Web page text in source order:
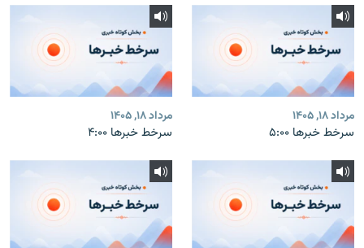
مرداد ۱۸, ۱۴۰۵
سرخط خبرها ۵:۰۰
مرداد ۱۸, ۱۴۰۵
سرخط خبرها ۴:۰۰